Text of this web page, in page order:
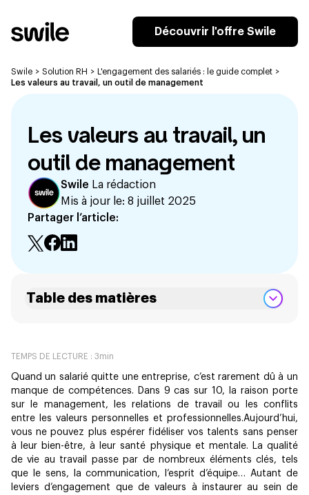
Découvrir l'offre Swile
Swile > Solution RH > L'engagement des salariés : le guide complet >
Les valeurs au travail, un outil de management
Les valeurs au travail, un
outil de management
Swile La rédaction
Mis à jour le: 8 juillet 2025
Partager l’article:
TEMPS DE LECTURE : 3min
Quand un salarié quitte une entreprise, c’est rarement dû​​ à un
manque de compétences. Dans 9 cas sur 10, la raison porte
sur le management, les relations de travail ou les conflits
entre les valeurs personnelles et professionnelles.Aujourd’hui,
vous ne pouvez plus espérer fidéliser vos talents sans penser
à leur bien-être, à leur santé physique et mentale. La qualité
de vie au travail passe par de nombreux éléments clés, tels
que le sens, la communication, l’esprit d’équipe… Autant de
leviers d’engagement que de valeurs à instaurer au sein de
Table des matières